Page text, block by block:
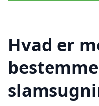
Hvad er